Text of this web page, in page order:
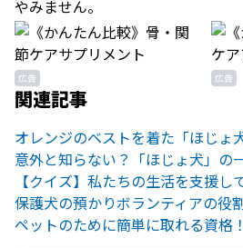
やみません。
広告 広告
関連記事